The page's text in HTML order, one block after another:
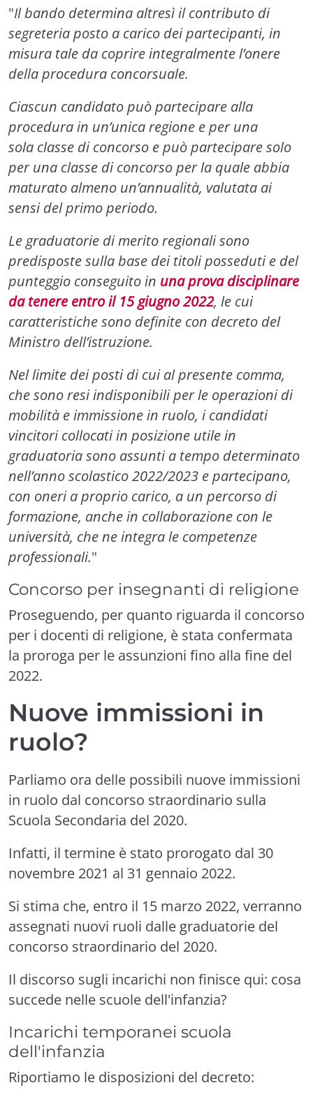
"Il bando determina altresì il contributo di
segreteria posto a carico dei partecipanti, in
misura tale da coprire integralmente l’onere
della procedura concorsuale.
Ciascun candidato può partecipare alla
procedura in un’unica regione e per una
sola classe di concorso e può partecipare solo
per una classe di concorso per la quale abbia
maturato almeno un’annualità, valutata ai
sensi del primo periodo.
Le graduatorie di merito regionali sono
predisposte sulla base dei titoli posseduti e del
punteggio conseguito in una prova disciplinare
da tenere entro il 15 giugno 2022, le cui
caratteristiche sono definite con decreto del
Ministro dell’istruzione.
Nel limite dei posti di cui al presente comma,
che sono resi indisponibili per le operazioni di
mobilità e immissione in ruolo, i candidati
vincitori collocati in posizione utile in
graduatoria sono assunti a tempo determinato
nell’anno scolastico 2022/2023 e partecipano,
con oneri a proprio carico, a un percorso di
formazione, anche in collaborazione con le
università, che ne integra le competenze
professionali."
Concorso per insegnanti di religione
Proseguendo, per quanto riguarda il concorso
per i docenti di religione, è stata confermata
la proroga per le assunzioni fino alla fine del
2022.
Nuove immissioni in
ruolo?
Parliamo ora delle possibili nuove immissioni
in ruolo dal concorso straordinario sulla
Scuola Secondaria del 2020.
Infatti, il termine è stato prorogato dal 30
novembre 2021 al 31 gennaio 2022.
Si stima che, entro il 15 marzo 2022, verranno
assegnati nuovi ruoli dalle graduatorie del
concorso straordinario del 2020.
Il discorso sugli incarichi non finisce qui: cosa
succede nelle scuole dell'infanzia?
Incarichi temporanei scuola
dell'infanzia
Riportiamo le disposizioni del decreto: